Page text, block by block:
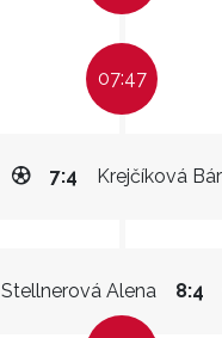
07:47
Krejčíková
7:4
Stellnerová Alena 8:4